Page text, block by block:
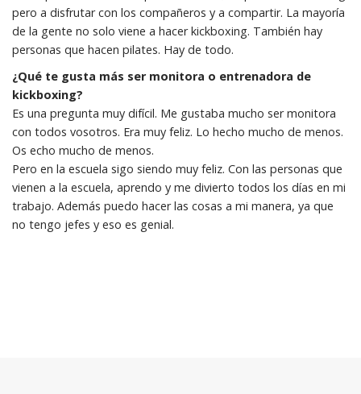
pero a disfrutar con los compañeros y a compartir. La mayoría
de la gente no solo viene a hacer kickboxing. También hay
personas que hacen pilates. Hay de todo.
¿Qué te gusta más ser monitora o entrenadora de
kickboxing?
Es una pregunta muy difícil. Me gustaba mucho ser monitora
con todos vosotros. Era muy feliz. Lo hecho mucho de menos.
Os echo mucho de menos.
Pero en la escuela sigo siendo muy feliz. Con las personas que
vienen a la escuela, aprendo y me divierto todos los días en mi
trabajo. Además puedo hacer las cosas a mi manera, ya que
no tengo jefes y eso es genial.